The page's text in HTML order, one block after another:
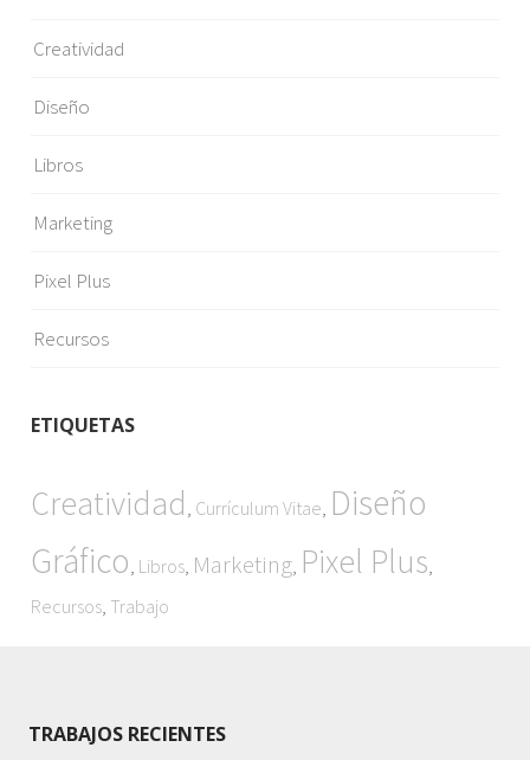
Creatividad
Diseño
Libros
Marketing
Pixel Plus
Recursos
ETIQUETAS
Creatividad, Currículum Vitae, Diseño
Gráfico, Libros, Marketing, Pixel Plus,
Recursos, Trabajo
TRABAJOS RECIENTES